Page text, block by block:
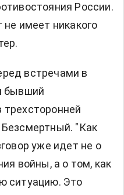
России.
не имеет никакого
встречами в
бывший
трехсторонней
Безсмертный. "Как
уже идет не о
войны, а о том, как
ситуацию. Это